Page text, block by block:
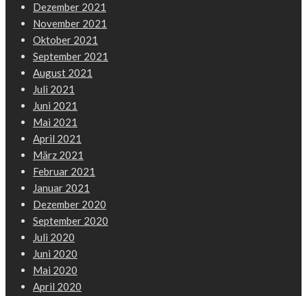
Dezember 2021
November 2021
Oktober 2021
September 2021
August 2021
Juli 2021
Juni 2021
Mai 2021
April 2021
März 2021
Februar 2021
Januar 2021
Dezember 2020
September 2020
Juli 2020
Juni 2020
Mai 2020
April 2020